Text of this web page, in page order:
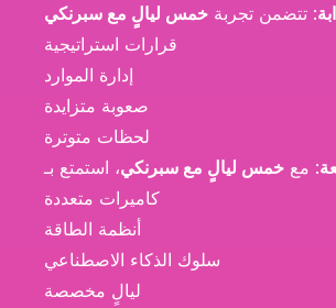
: تتضمن تجربة خمس ليالٍ مع سبرنكي
قرارات استراتيجية
إدارة الموارد
صعوبة متزايدة
لحظات متوترة
: مع خمس ليالٍ مع سبرنكي
كاميرات متعددة
أنظمة الطاقة
سلوك الذكاء الاصطناعي
ليالٍ مخصصة